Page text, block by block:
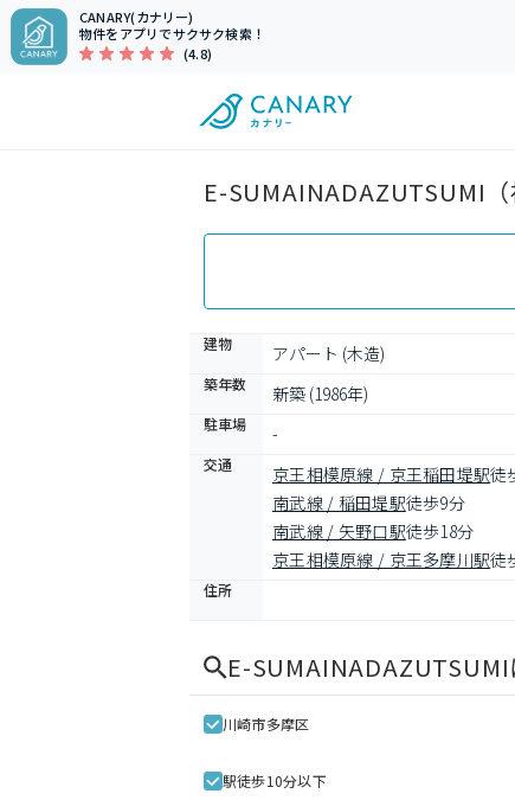
CANARY(カナリー)
物件をアプリでサクサク検索！
(4.8)
E-SUMAINADAZUTSUMI
建物 アパート (木造)
築年数 新築 (1986年)
駐車場 -
交通 京王相模原線 / 京王稲田堤駅徒
南武線 / 稲田堤駅徒歩9分
南武線 / 矢野口駅徒歩18分
京王相模原線 / 京王多摩川駅徒
住所
E-SUMAINADAZUTSUMI
川崎市多摩区
駅徒歩10分以下